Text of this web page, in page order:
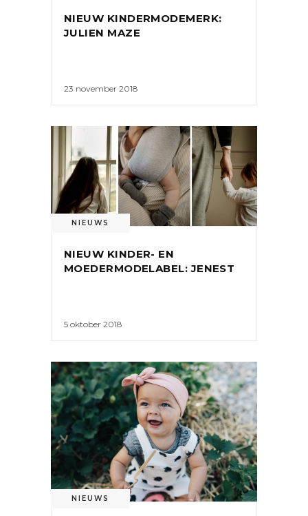
NIEUW KINDERMODEMERK:
JULIEN MAZE
23 november 2018
NIEUWS
NIEUW KINDER- EN
MOEDERMODELABEL: JENEST
5 oktober 2018
NIEUWS